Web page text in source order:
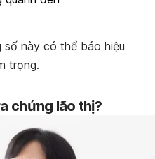
này có thể báo hiệu
trọng.
chứng lão thị?